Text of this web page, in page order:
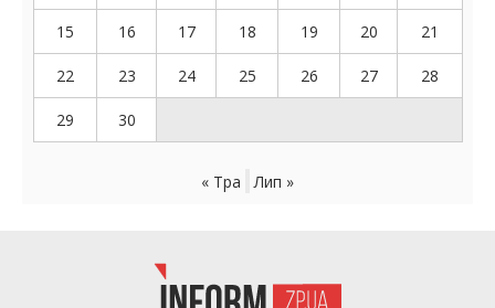
15 16 17 18 19 20 21
22 23 24 25 26 27 28
29 30
« Тра Лип »